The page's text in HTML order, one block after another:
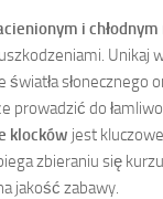
i
Unikaj
światła słonecznego
prowadzić do
klocków jest
zbieraniu się
jakość zabawy.